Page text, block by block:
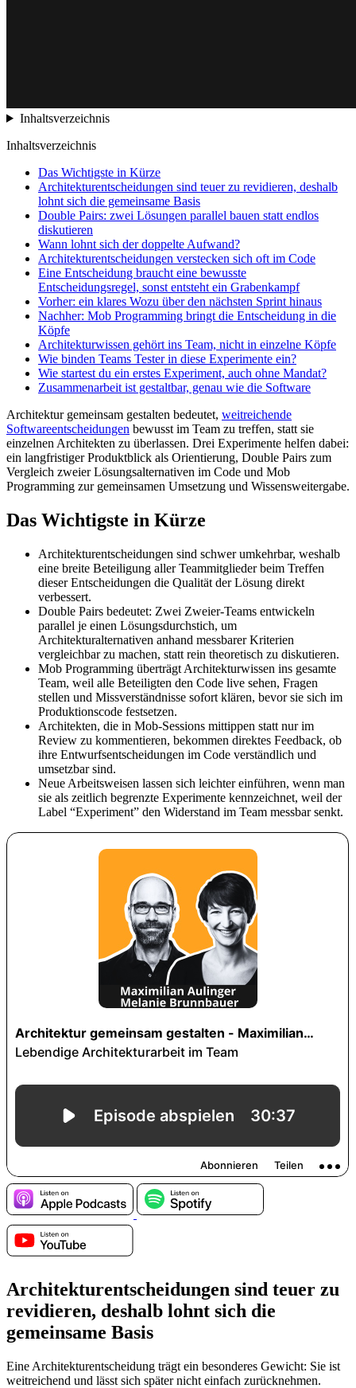
Inhaltsverzeichnis
Inhaltsverzeichnis
Das Wichtigste in Kürze
Architekturentscheidungen sind teuer zu revidieren, deshalb
lohnt sich die gemeinsame Basis
Double Pairs: zwei Lösungen parallel bauen statt endlos
diskutieren
Wann lohnt sich der doppelte Aufwand?
Architekturentscheidungen verstecken sich oft im Code
Eine Entscheidung braucht eine bewusste
Entscheidungsregel, sonst entsteht ein Grabenkampf
Vorher: ein klares Wozu über den nächsten Sprint hinaus
Nachher: Mob Programming bringt die Entscheidung in die
Köpfe
Architekturwissen gehört ins Team, nicht in einzelne Köpfe
Wie binden Teams Tester in diese Experimente ein?
Wie startest du ein erstes Experiment, auch ohne Mandat?
Zusammenarbeit ist gestaltbar, genau wie die Software
Architektur gemeinsam gestalten bedeutet, weitreichende
Softwareentscheidungen bewusst im Team zu treffen, statt sie
einzelnen Architekten zu überlassen. Drei Experimente helfen dabei:
ein langfristiger Produktblick als Orientierung, Double Pairs zum
Vergleich zweier Lösungsalternativen im Code und Mob
Programming zur gemeinsamen Umsetzung und Wissensweitergabe.
Das Wichtigste in Kürze
Architekturentscheidungen sind schwer umkehrbar, weshalb
eine breite Beteiligung aller Teammitglieder beim Treffen
dieser Entscheidungen die Qualität der Lösung direkt
verbessert.
Double Pairs bedeutet: Zwei Zweier-Teams entwickeln
parallel je einen Lösungsdurchstich, um
Architekturalternativen anhand messbarer Kriterien
vergleichbar zu machen, statt rein theoretisch zu diskutieren.
Mob Programming überträgt Architekturwissen ins gesamte
Team, weil alle Beteiligten den Code live sehen, Fragen
stellen und Missverständnisse sofort klären, bevor sie sich im
Produktionscode festsetzen.
Architekten, die in Mob-Sessions mittippen statt nur im
Review zu kommentieren, bekommen direktes Feedback, ob
ihre Entwurfsentscheidungen im Code verständlich und
umsetzbar sind.
Neue Arbeitsweisen lassen sich leichter einführen, wenn man
sie als zeitlich begrenzte Experimente kennzeichnet, weil der
Label “Experiment” den Widerstand im Team messbar senkt.
Architekturentscheidungen sind teuer zu
revidieren, deshalb lohnt sich die
gemeinsame Basis
Eine Architekturentscheidung trägt ein besonderes Gewicht: Sie ist
weitreichend und lässt sich später nicht einfach zurücknehmen.